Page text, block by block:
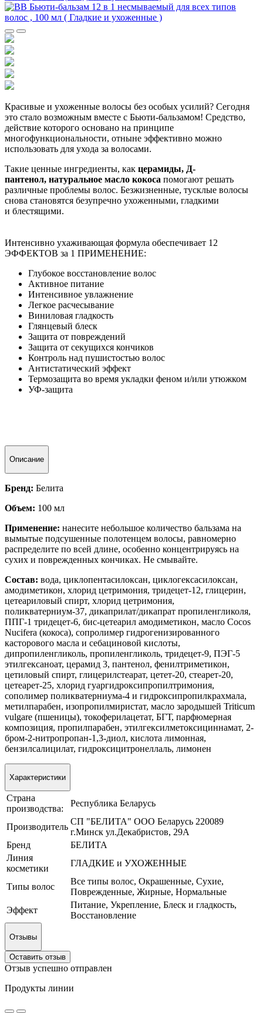
Красивые и ухоженные волосы без особых усилий? Сегодня
это стало возможным вместе с Бьюти-бальзамом! Средство,
действие которого основано на принципе
многофункциональности, отныне эффективно можно
использовать для ухода за волосами.
Такие ценные ингредиенты, как церамиды, Д-
пантенол, натуральное масло кокоса помогают решать
различные проблемы волос. Безжизненные, тусклые волосы
снова становятся безупречно ухоженными, гладкими
и блестящими.
Интенсивно ухаживающая формула обеспечивает 12
ЭФФЕКТОВ за 1 ПРИМЕНЕНИЕ:
Глубокое восстановление волос
Активное питание
Интенсивное увлажнение
Легкое расчесывание
Виниловая гладкость
Глянцевый блеск
Защита от повреждений
Защита от секущихся кончиков
Контроль над пушистостью волос
Антистатический эффект
Термозащита во время укладки феном и/или утюжком
УФ-защита
Описание
Бренд: Белита
Объем: 100 мл
Применение: нанесите небольшое количество бальзама на
вымытые подсушенные полотенцем волосы, равномерно
распределите по всей длине, особенно концентрируясь на
сухих и поврежденных кончиках. Не смывайте.
Состав: вода, циклопентасилоксан, циклогексасилоксан,
амодиметикон, хлорид цетримония, тридецет-12, глицерин,
цетеариловый спирт, хлорид цетримония,
поликватерниум-37, дикаприлат/дикапрат пропиленгликоля,
ППГ-1 тридецет-6, бис-цетеарил амодиметикон, масло Cocos
Nucifera (кокоса), сопролимер гидрогенизированного
касторового масла и себациновой кислоты,
дипропиленгликоль, пропиленгликоль, тридецет-9, ПЭГ-5
этилгексаноат, церамид 3, пантенол, фенилтриметикон,
цетиловый спирт, глицерилстеарат, цетет-20, стеарет-20,
цетеарет-25, хлорид гуаргидроксипропилтримония,
сополимер поликватерниума-4 и гидроксипропилкрахмала,
метилпарабен, изопропилмиристат, масло зародышей Triticum
vulgare (пшеницы), токоферилацетат, БГТ, парфюмерная
композиция, пропилпарабен, этилгексилметоксициннамат, 2-
бром-2-нитропропан-1,3-диол, кислота лимонная,
бензилсалицилат, гидроксицитронеллаль, лимонен
Характеристики
Страна
производства:
Республика Беларусь
Производитель
СП "БЕЛИТА" ООО Беларусь 220089
г.Минск ул.Декабристов, 29А
Бренд
БЕЛИТА
Линия
косметики
ГЛАДКИЕ и УХОЖЕННЫЕ
Типы волос
Все типы волос, Окрашенные, Сухие,
Поврежденные, Жирные, Нормальные
Эффект
Питание, Укрепление, Блеск и гладкость,
Восстановление
Отзывы
Оставить отзыв
Отзыв успешно отправлен
Продукты линии